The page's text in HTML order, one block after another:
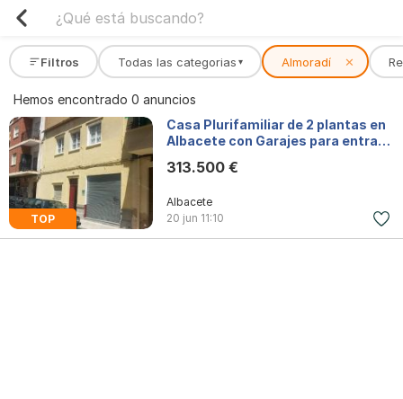
Filtros Todas las categorias ▾ Almoradí ✕
Hemos encontrado 0 anuncios
TOP
Casa Plurifamiliar de 2 plantas en
Albacete con Garajes para entrar a
313.500 €
Albacete
20 jun 11:10